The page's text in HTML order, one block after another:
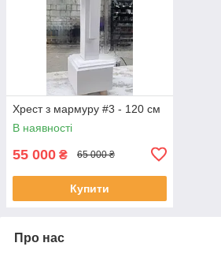
Хрест з мармуру #3 - 120 см
В наявності
55 000 ₴ 65 000 ₴
Купити
Про нас